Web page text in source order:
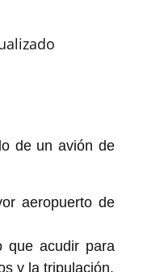
de un avión de
aeropuerto de
que acudir para
y la tripulación.